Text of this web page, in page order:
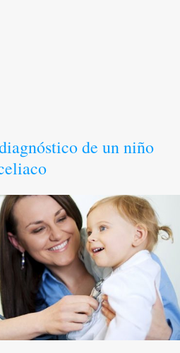
de un niño